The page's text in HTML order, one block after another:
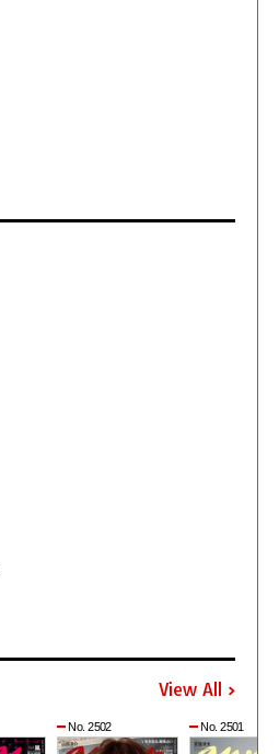
View All
No. 2502 No. 2501